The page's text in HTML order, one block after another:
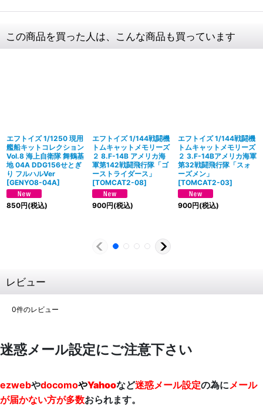
この商品を買った人は、こんな商品も買っています
エフトイズ 1/1250 現用
艦船キットコレクション
Vol.8 海上自衛隊 舞鶴基
地 04A DDG156せとぎ
り フルハルVer
[GENYO8-04A]
850円(税込)
エフトイズ 1/144戦闘機
トムキャットメモリーズ
２ 8.F-14B アメリカ海
軍第142戦闘飛行隊「ゴ
ーストライダース」
[TOMCAT2-08]
900円(税込)
エフトイズ 1/144戦闘機
トムキャットメモリーズ
２ 3.F-14Bアメリカ海軍
第32戦闘飛行隊「スォ
ーズメン」
[TOMCAT2-03]
900円(税込)
レビュー
0件のレビュー
迷惑メール設定にご注意下さい
ezwebやdocomoやYahooなど迷惑メール設定の為に メール
が届かない方が多数おられます。